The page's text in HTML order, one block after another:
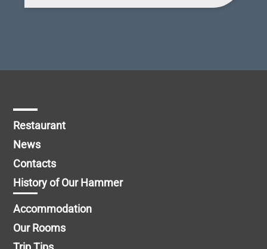
Michal Petrů
Restaurant
News
Contacts
History of Our Hammer
Accommodation
Our Rooms